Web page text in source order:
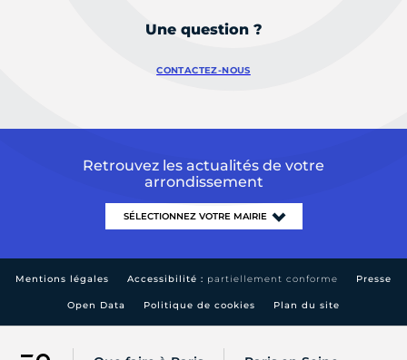
Une question ?
CONTACTEZ-NOUS
Retrouvez les actualités de votre
arrondissement
Mentions légales Accessibilité : partiellement conforme Presse
Open Data Politique de cookies Plan du site